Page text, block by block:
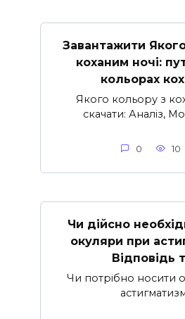
Завантажити
коханим ночі:
кольорах
Якого кольору з
скачати: Аналіз,
0 10
Чи дійсно
окуляри при
Відповідь
Чи потрібно носити